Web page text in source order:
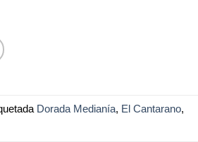
Dorada Medianía, El Cantarano,